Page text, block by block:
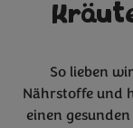
So lieben
Nährstoffe und
einen